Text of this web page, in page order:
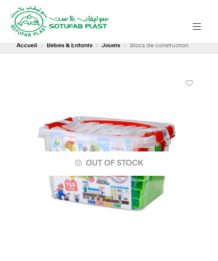
Accueil Bébés & Enfants Jouets Blocs de construction
OUT OF STOCK